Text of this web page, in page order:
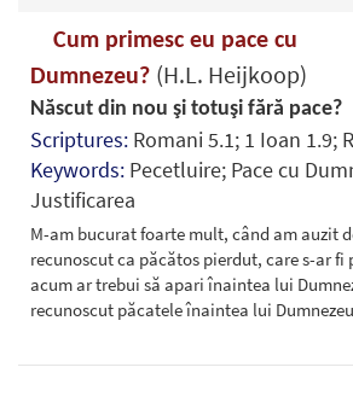
Cum primesc eu pace cu
Dumnezeu? (H.L. Heijkoop)
Născut din nou şi totuşi fără pace?
Scriptures: Romani 5.1; 1 Ioan 1.9;
Keywords: Pecetluire; Pace cu
Justificarea
M-am bucurat foarte mult, când am auzit
recunoscut ca păcătos pierdut, care s-ar fi
acum ar trebui să apari înaintea lui
recunoscut păcatele înaintea lui Dumnezeu